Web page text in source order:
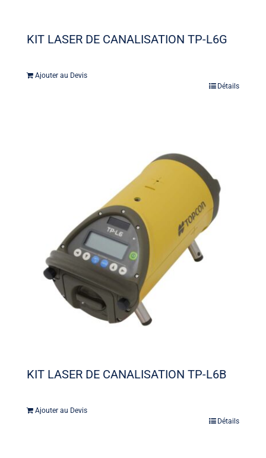
KIT LASER DE CANALISATION TP-L6G
Ajouter au Devis
Détails
KIT LASER DE CANALISATION TP-L6B
Ajouter au Devis
Détails